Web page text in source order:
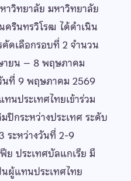
าวิทยาลัย มหาวิทยาลัย
รินทรวิโรฒ ได้ดำเนิน
ดเลือกรอบที่ 2 จำนวน
ายน – 8 พฤษภาคม
นที่ 9 พฤษภาคม 2569
นประเทศไทยเข้าร่วม
ปิกระหว่างประเทศ ระดับ
ระหว่างวันที่ 2-9
ย ประเทศบัลแกเรีย มี
ผู้แทนประเทศไทย